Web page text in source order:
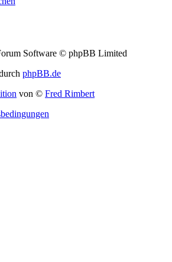
Software © phpBB Limited
phpBB.de
von © Fred Rimbert